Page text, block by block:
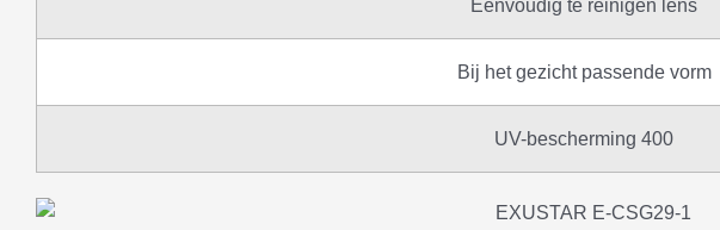
Eenvoudig te reinigen lens
Bij het gezicht passende vorm
UV-bescherming 400